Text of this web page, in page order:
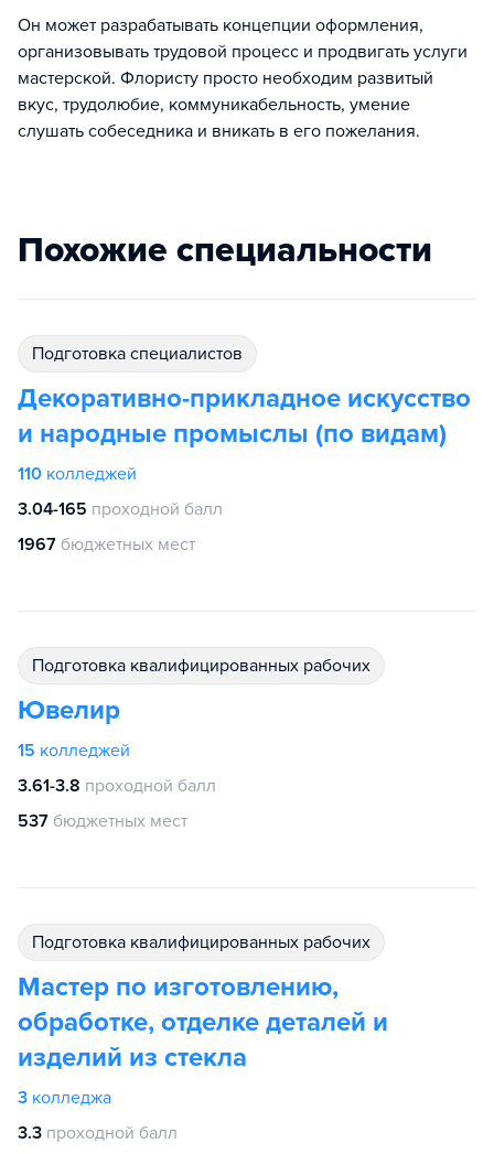
Он может разрабатывать концепции оформления,
организовывать трудовой процесс и продвигать услуги
мастерской. Флористу просто необходим развитый
вкус, трудолюбие, коммуникабельность, умение
слушать собеседника и вникать в его пожелания.
Похожие специальности
подготовка специалистов
Декоративно-прикладное искусство
и народные промыслы (по видам)
110 колледжей
3.04-165 проходной балл
1967 бюджетных мест
подготовка квалифицированных рабочих
Ювелир
15 колледжей
3.61-3.8 проходной балл
537 бюджетных мест
подготовка квалифицированных рабочих
Мастер по изготовлению,
обработке, отделке деталей и
изделий из стекла
3 колледжа
3.3 проходной балл